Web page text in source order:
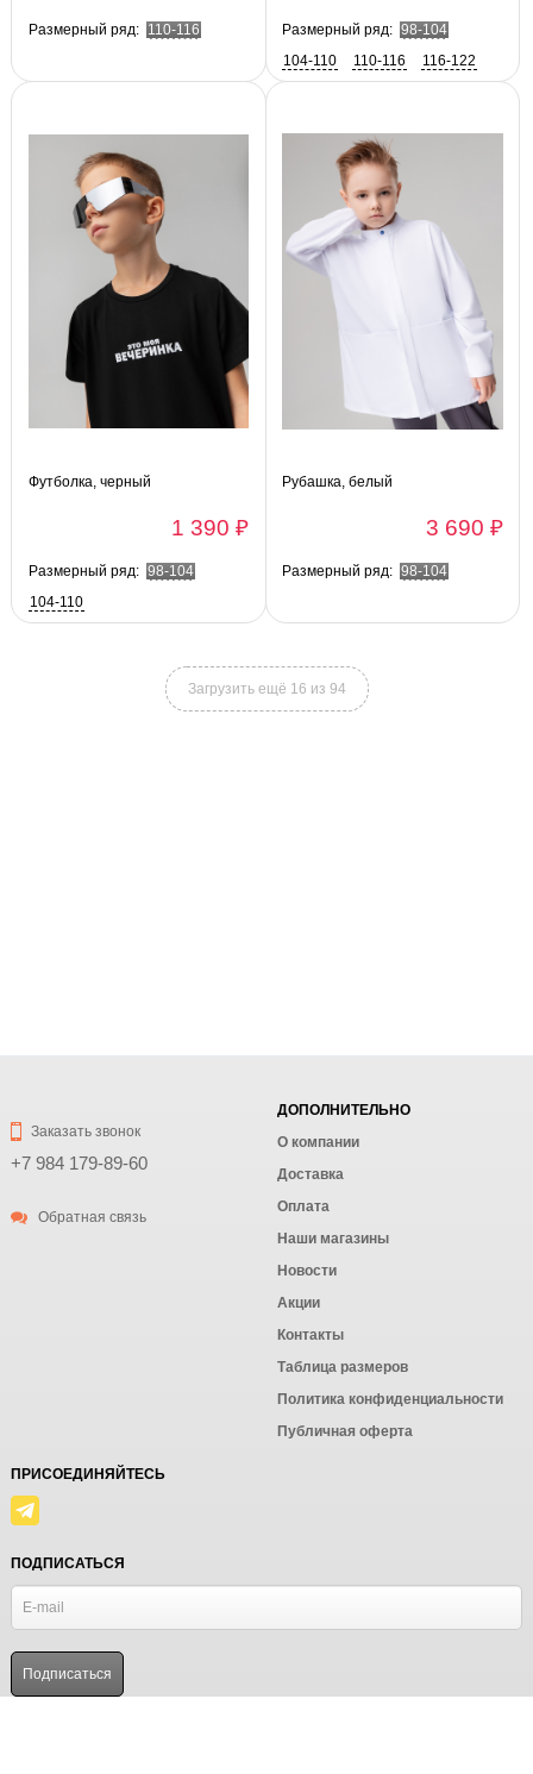
Размерный ряд: 110-116 Размерный ряд: 98-104
104-110
110-116 116-122
Футболка, черный
1 390 ₽
Размерный ряд: 98-104
104-110
Рубашка, белый
3 690 ₽
Размерный ряд: 98-104
Загрузить ещё 16 из 94
Заказать звонок
+7 984 179-89-60
Обратная связь
ДОПОЛНИТЕЛЬНО
О компании
Доставка
Оплата
Наши магазины
Новости
Акции
Контакты
Таблица размеров
Политика конфиденциальности
Публичная оферта
ПРИСОЕДИНЯЙТЕСЬ
ПОДПИСАТЬСЯ